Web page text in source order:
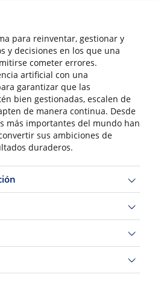
para reinventar, gestionar y
y decisiones en los que una
cometer errores.
artificial con una
garantizar que las
bien gestionadas, escalen de
de manera continua. Desde
más importantes del mundo han
sus ambiciones de
duraderos.